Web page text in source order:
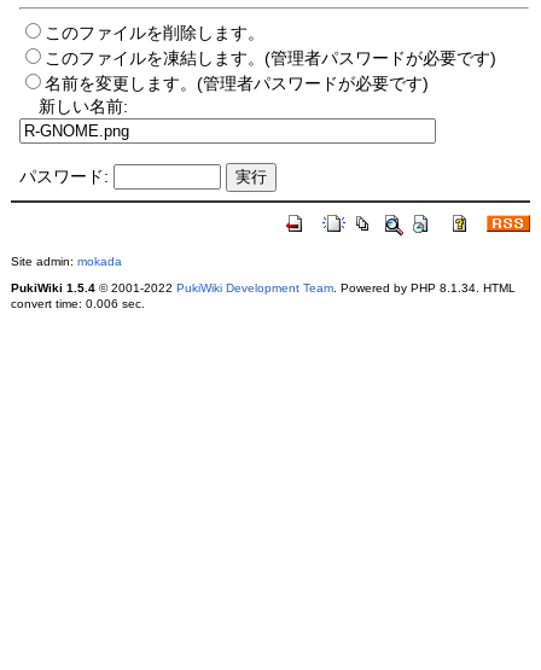
このファイルを削除します。
このファイルを凍結します。(管理者パスワードが必要です)
名前を変更します。(管理者パスワードが必要です)
新しい名前:
パスワード:
Site admin: mokada
PukiWiki 1.5.4© 2001-2022 PukiWiki Development Team. Powered by PHP 8.1.34. HTML
convert time: 0.006 sec.